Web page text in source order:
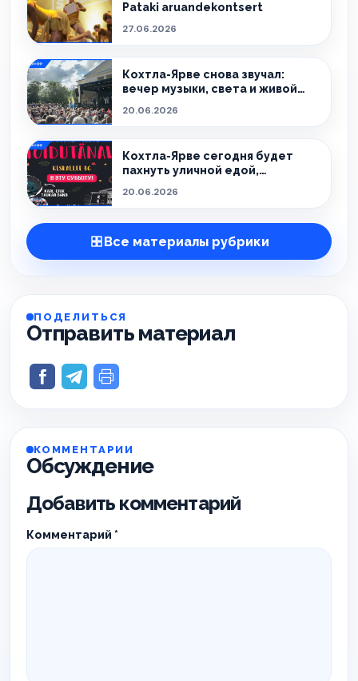
Pataki aruandekontsert
27.06.2026
Кохтла-Ярве снова звучал:
вечер музыки, света и живой
20.06.2026
Кохтла-Ярве сегодня будет
пахнуть уличной едой,
20.06.2026
Все материалы рубрики
ПОДЕЛИТЬСЯ
Отправить материал
КОММЕНТАРИИ
Обсуждение
Добавить комментарий
Комментарий *